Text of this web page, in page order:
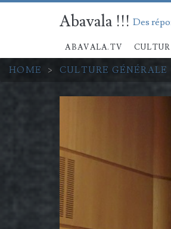
Abavala !!! Des
ABAVALA.TV
HOME > CULTURE GÉNÉRALE